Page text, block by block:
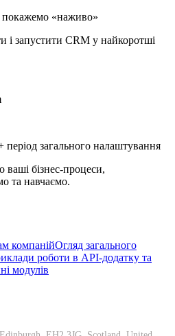
покажемо «наживо»
запустити CRM у найкоротші
період загального налаштування
ваші бізнес-процеси,
та навчаємо.
компанійОгляд загального
роботи в API-додатку та
модулів